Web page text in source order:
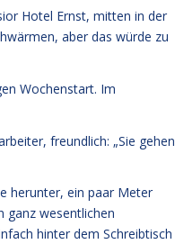
Hotel Ernst, mitten in der
aber das würde zu
Wochenstart. Im
freundlich: „Sie gehen
herunter, ein paar Meter
ganz wesentlichen
hinter dem Schreibtisch